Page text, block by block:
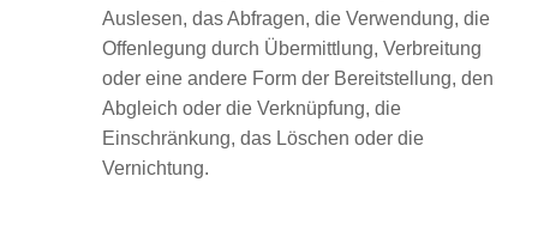
Auslesen, das Abfragen, die Verwendung, die
Offenlegung durch Übermittlung, Verbreitung
oder eine andere Form der Bereitstellung, den
Abgleich oder die Verknüpfung, die
Einschränkung, das Löschen oder die
Vernichtung.